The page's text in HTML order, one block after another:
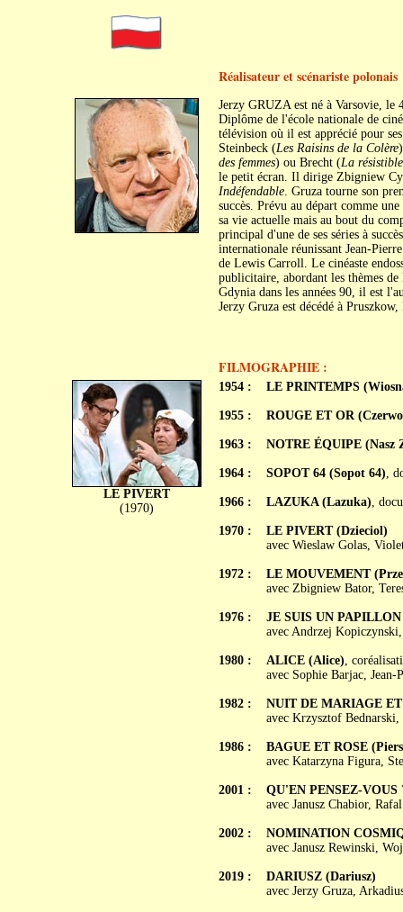
Réalisateur et scénariste polonais
Jerzy GRUZA est né à Varsovie, le
Diplôme de l'école nationale de
télévision où il est apprécié pour
Steinbeck (Les Raisins de la Colère
des femmes) ou Brecht (La
le petit écran. Il dirige Zbigniew
Indéfendable. Gruza tourne son
succès. Prévu au départ comme
sa vie actuelle mais au bout du
principal d'une de ses séries à
internationale réunissant Jean-
de Lewis Carroll. Le cinéaste
publicitaire, abordant les thèmes
Gdynia dans les années 90, il est
Jerzy Gruza est décédé à
FILMOGRAPHIE :
LE PIVERT
(1970)
1954 :
1955 :
1963 :
1964 :
1966 :
1970 :
1972 :
1976 :
1980 :
1982 :
1986 :
2001 :
2002 :
2019 :
LE PRINTEMPS
ROUGE ET OR
NOTRE ÉQUIPE (Nasz
SOPOT 64 (Sopot 64),
LAZUKA (Lazuka),
LE PIVERT (Dzieciol)
avec Wieslaw Golas,
LE MOUVEMENT
avec Zbigniew Bator,
JE SUIS UN
avec Andrzej
ALICE (Alice),
avec Sophie Barjac,
NUIT DE MARIAGE
avec Krzysztof
BAGUE ET ROSE
avec Katarzyna Figura,
QU'EN PENSEZ-VOUS
avec Janusz Chabior,
NOMINATION
avec Janusz Rewinski,
DARIUSZ (Dariusz)
avec Jerzy Gruza,